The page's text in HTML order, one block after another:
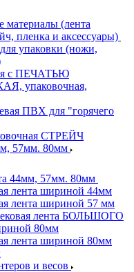
материалы (лента
пленка и аксессуары)
упаковки (ножи,
с ПЕЧАТЬЮ
упаковочная,
ПВХ для "горячего
СТРЕЙЧ
57мм. 80мм
44мм, 57мм. 80мм
лента шириной 44мм
лента шириной 57 мм
лента БОЛЬШОГО
80мм
лента шириной 80мм
и весов